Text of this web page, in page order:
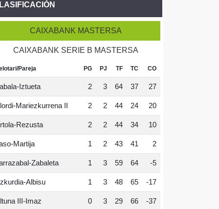
CAIXABANK MASTERSA
CAIXABANK SERIE B MASTERSA
Pareja PG PJ TF TC CO
Iztueta 2 3 64 37 27
Mariezkurrena II 2 2 44 24 20
Rezusta 2 2 44 34 10
Martija 1 2 43 41 2
Zabaleta 1 3 59 64 -5
Albisu 1 3 48 65 -17
III-Imaz 0 3 29 66 -37